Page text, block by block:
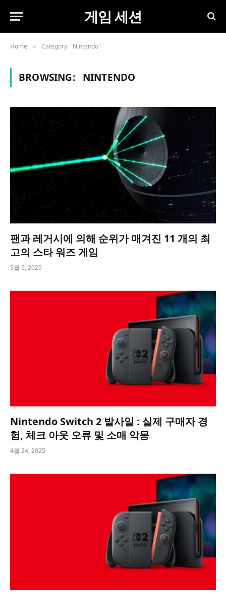
게임 세션
Home » Category: "Nintendo"
BROWSING: NINTENDO
팬과 레거시에 의해 순위가 매겨진 11 개의 최
고의 스타 워즈 게임
5월 5, 2025
Nintendo Switch 2 발사일 : 실제 구매자 경
험, 체크 아웃 오류 및 소매 악몽
4월 24, 2025